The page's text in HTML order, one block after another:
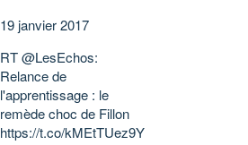
19 janvier 2017
RT @LesEchos:
Relance de
l'apprentissage : le
remède choc de Fillon
https://t.co/kMEtTUez9Y